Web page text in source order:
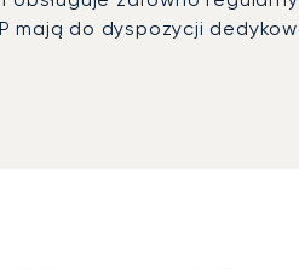
mają do dyspozycji